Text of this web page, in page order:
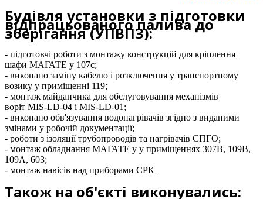
Будівля установки з підготовки
відпрацьованого палива до
зберігання (УПВПЗ):
- підготовчі роботи з монтажу конструкцій для кріплення
шафи МАГАТЕ у 107с;
- виконано заміну кабелю і розключення у транспортному
возику у приміщенні 119;
- монтаж майданчика для обслуговування механізмів
воріт MIS-LD-04 і MIS-LD-01;
- виконано обв'язування водонагрівачів згідно з виданими
змінами у робочій документації;
- роботи з ізоляції трубопроводів та нагрівачів СПГО;
- монтаж обладнання МАГАТЕ у у приміщеннях 307В, 109В,
109А, 603;
- монтаж навісів над приборами СРК.
Також на об'єкті виконувались: